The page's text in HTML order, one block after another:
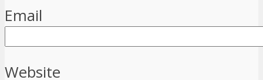
Email
Website